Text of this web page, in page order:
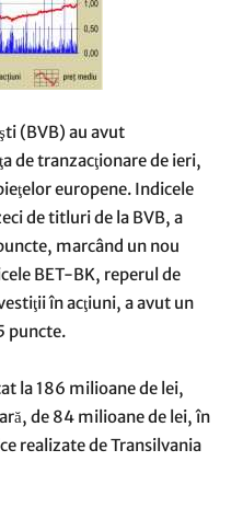
(BVB) au avut
de tranzacţionare de ieri,
europene. Indicele
de titluri de la BVB, a
marcând un nou
BET-BK, reperul de
în acţiuni, a avut un
puncte.
la 186 milioane de lei,
de 84 milioane de lei, în
realizate de Transilvania